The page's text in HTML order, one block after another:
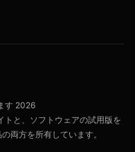
す 2026
と、ソフトウェアの試用版を
両方を所有しています。